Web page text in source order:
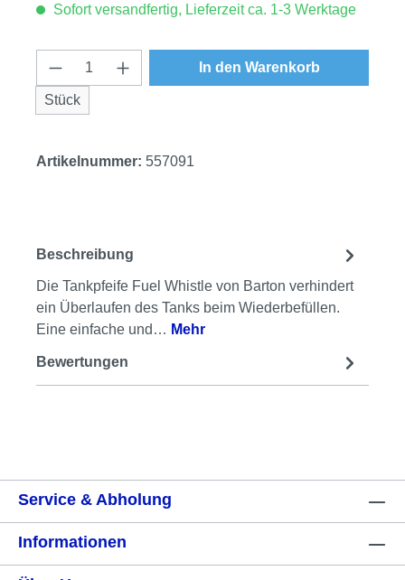
Sofort versandfertig, Lieferzeit ca. 1-3 Werktage
Produkt Anzahl: Gib den gewünschten
Stück
In den Warenkorb
Artikelnummer: 557091
Beschreibung
Die Tankpfeife Fuel Whistle von Barton verhindert
ein Überlaufen des Tanks beim Wiederbefüllen.
Eine einfache und… Mehr
Bewertungen
Service & Abholung
Informationen